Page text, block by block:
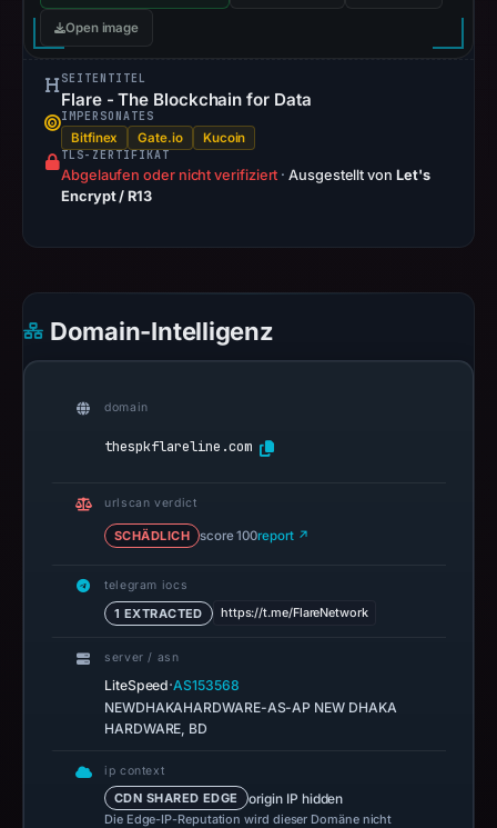
Context:
registrar
Cosmotown,
163.61.188.222,
registration
date
apparent
Infrastructure
may
have
since
collection.
report
summarizes
Open image
SEITENTITEL
Flare - The Blockchain for Data
IMPERSONATES
Bitfinex Gate.io Kucoin
TLS-ZERTIFIKAT
Abgelaufen oder nicht verifiziert · Ausgestellt von Let's
Encrypt / R13
Domain-Intelligenz
domain
thespkflareline.com
urlscan verdict
SCHÄDLICH score 100report ↗
telegram iocs
1 EXTRACTED https://t.me/FlareNetwork
server / asn
LiteSpeed·AS153568
NEWDHAKAHARDWARE-AS-AP NEW DHAKA
HARDWARE, BD
ip context
CDN SHARED EDGE origin IP hidden
Die Edge-IP-Reputation wird dieser Domäne nicht